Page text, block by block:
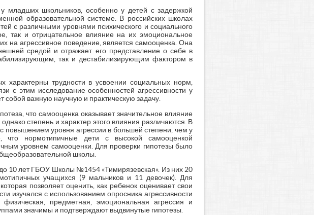
младших школьников, особенно у детей с задержкой
образовательной системе. В российских школах
с различными уровнями психического и социального
так и отрицательное влияние на их эмоциональное
на агрессивное поведение, является самооценка. Она
средой и отражает его представление о себе в
так и дестабилизирующим фактором в
трудности в усвоении социальных норм,
с этим исследование особенностей агрессивности у
собой важную научную и практическую задачу.
что самооценка оказывает значительное влияние
степень и характер этого влияния различаются. В
повышением уровня агрессии в большей степени, чем у
что нормотипичные дети с высокой самооценкой
уровнем самооценки. Для проверки гипотезы было
школы.
10 лет ГБОУ Школы №1454 «Тимирязевская». Из них 20
учащихся (9 мальчиков и 11 девочек). Для
позволяет оценить, как ребенок оценивает свои
изучался с использованием опросника агрессивности
предметная, эмоциональная агрессия и
значимы и подтверждают выдвинутые гипотезы.